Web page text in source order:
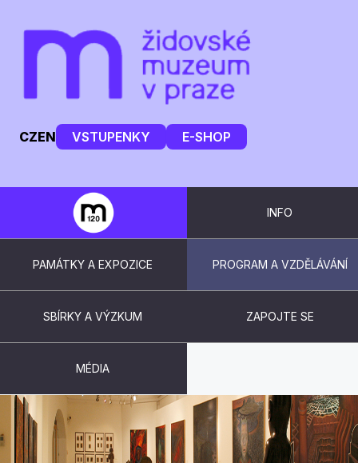
CZEN VSTUPENKY E-SHOP
INFO
PAMÁTKY A EXPOZICE PROGRAM A VZDĚLÁVÁNÍ
SBÍRKY A VÝZKUM ZAPOJTE SE
MÉDIA